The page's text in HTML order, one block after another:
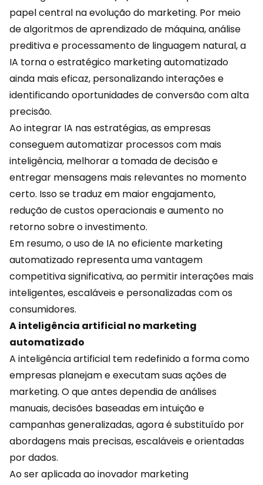
papel central na evolução do marketing. Por meio
de algoritmos de aprendizado de máquina, análise
preditiva e processamento de linguagem natural, a
IA torna o estratégico marketing automatizado
ainda mais eficaz, personalizando interações e
identificando oportunidades de conversão com alta
precisão.
Ao integrar IA nas estratégias, as empresas
conseguem automatizar processos com mais
inteligência, melhorar a tomada de decisão e
entregar mensagens mais relevantes no momento
certo. Isso se traduz em maior engajamento,
redução de custos operacionais e aumento no
retorno sobre o investimento.
Em resumo, o uso de IA no eficiente marketing
automatizado representa uma vantagem
competitiva significativa, ao permitir interações mais
inteligentes, escaláveis e personalizadas com os
consumidores.
A inteligência artificial no marketing
automatizado
A inteligência artificial tem redefinido a forma como
empresas planejam e executam suas ações de
marketing. O que antes dependia de análises
manuais, decisões baseadas em intuição e
campanhas generalizadas, agora é substituído por
abordagens mais precisas, escaláveis e orientadas
por dados.
Ao ser aplicada ao inovador marketing